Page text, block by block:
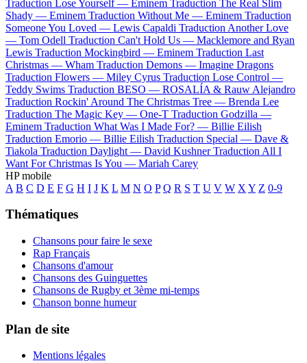
Traduction Lose Yourself — Eminem Traduction The Real Slim
Shady — Eminem Traduction Without Me — Eminem Traduction
Someone You Loved — Lewis Capaldi Traduction Another Love
— Tom Odell Traduction Can't Hold Us — Macklemore and Ryan
Lewis Traduction Mockingbird — Eminem Traduction Last
Christmas — Wham Traduction Demons — Imagine Dragons
Traduction Flowers — Miley Cyrus Traduction Lose Control —
Teddy Swims Traduction BESO — ROSALÍA & Rauw Alejandro
Traduction Rockin' Around The Christmas Tree — Brenda Lee
Traduction The Magic Key — One-T Traduction Godzilla —
Eminem Traduction What Was I Made For? — Billie Eilish
Traduction Emorio — Billie Eilish Traduction Special — Dave &
Tiakola Traduction Daylight — David Kushner Traduction All I
Want For Christmas Is You — Mariah Carey
HP mobile
A B C D E F G H I J K L M N O P Q R S T U V W X Y Z 0-9
Thématiques
Chansons pour faire le sexe
Rap Français
Chansons d'amour
Chansons des Guinguettes
Chansons de Rugby et 3ème mi-temps
Chanson bonne humeur
Plan de site
Mentions légales